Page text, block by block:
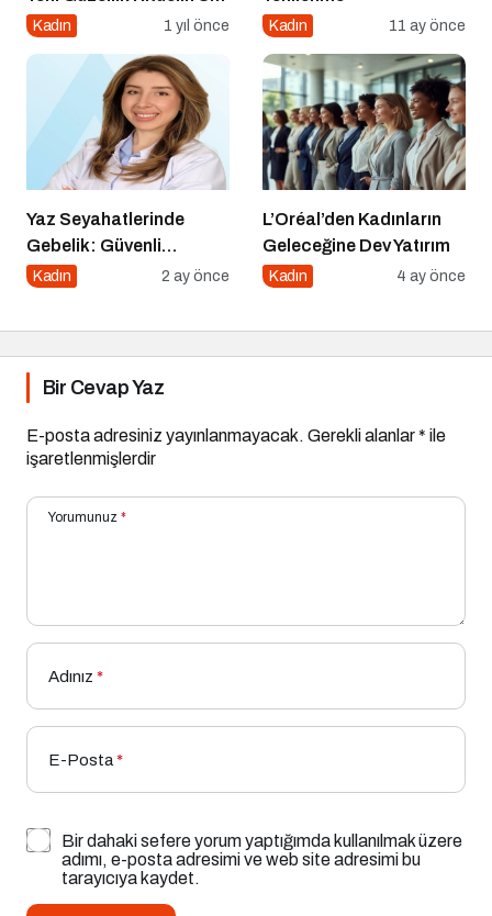
Lovers
Kadın 1 yıl önce Kadın 11 ay önce
Yaz Seyahatlerinde
Gebelik: Güvenli
Yolculuk İçin 7 Altın
Kadın 2 ay önce
L’Oréal’den Kadınların
Geleceğine Dev Yatırım
Kadın 4 ay önce
Bir Cevap Yaz
E-posta adresiniz yayınlanmayacak. Gerekli alanlar* ile
işaretlenmişlerdir
Yorumunuz *
Adınız *
E-Posta*
Bir dahaki sefere yorum yaptığımda kullanılmak üzere
adımı, e-posta adresimi ve web site adresimi bu
tarayıcıya kaydet.